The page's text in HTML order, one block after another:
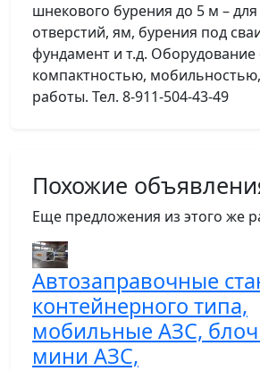
шнекового бурения до 5 м –
отверстий, ям, бурения под
фундамент и т.д. Оборудование
компактностью,
работы. Тел. 8-911-504-43-49
Похожие
Еще предложения из этого же
Автозаправочные
контейнерного типа,
мобильные АЗС,
мини АЗС,